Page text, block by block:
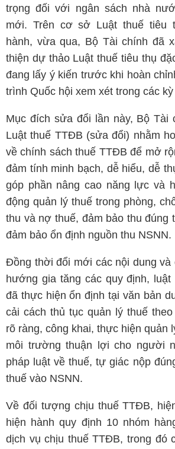
trọng đối với ngân sách nhà
mới. Trên cơ sở Luật thuế tiêu
hành, vừa qua, Bộ Tài chính đã
thiện dự thảo Luật thuế tiêu thụ
đang lấy ý kiến trước khi hoàn
trình Quốc hội xem xét trong các
Mục đích sửa đổi lần này, Bộ Tài
Luật thuế TTĐB (sửa đổi) nhằm
về chính sách thuế TTĐB để mở
đảm tính minh bạch, dễ hiểu, dễ
góp phần nâng cao năng lực và
động quản lý thuế trong phòng,
thu và nợ thuế, đảm bảo thu đúng
đảm bảo ổn định nguồn thu NSNN.
Đồng thời đổi mới các nội dung và
hướng gia tăng các quy định, luật
đã thực hiện ổn định tại văn bản
cải cách thủ tục quản lý thuế
rõ ràng, công khai, thực hiện quản
môi trường thuận lợi cho người
pháp luật về thuế, tự giác nộp
thuế vào NSNN.
Về đối tượng chịu thuế TTĐB,
hiện hành quy định 10 nhóm
dịch vụ chịu thuế TTĐB, trong đó